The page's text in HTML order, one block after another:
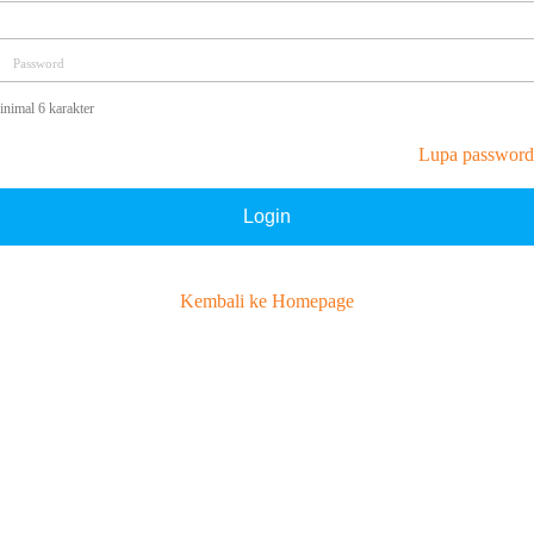
Password
6 karakter
Lupa
Login
Kembali ke Homepage